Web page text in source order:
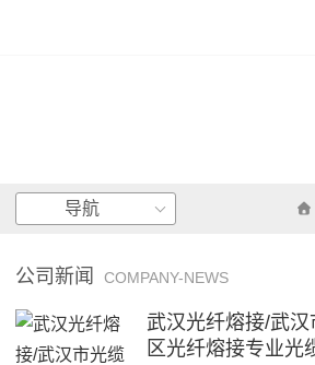
导航
公司新闻 COMPANY-NEWS
武汉光纤熔接/武
区光纤熔接专业光